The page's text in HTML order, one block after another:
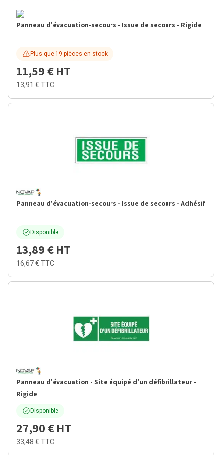
Panneau d'évacuation-secours - Issue de secours - Rigide
Plus que 19 pièces en stock
11,59 € HT
13,91 € TTC
Panneau d'évacuation-secours - Issue de secours - Adhésif
Disponible
13,89 € HT
16,67 € TTC
Panneau d'évacuation - Site équipé d'un défibrillateur -
Rigide
Disponible
27,90 € HT
33,48 € TTC